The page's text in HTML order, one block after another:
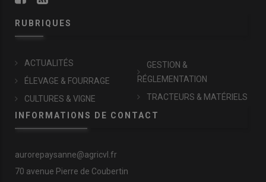
RUBRIQUES
ACTUALITÉS
ÉLEVAGE & FOURRAGE
CULTURES & VIGNE
GESTION &
RÉGLEMENTATION
TRACTEURS & MATÉRIELS
INFORMATIONS DE CONTACT
aurorepaysanne@agricvl.fr
70 avenue Pierre de Coubertin